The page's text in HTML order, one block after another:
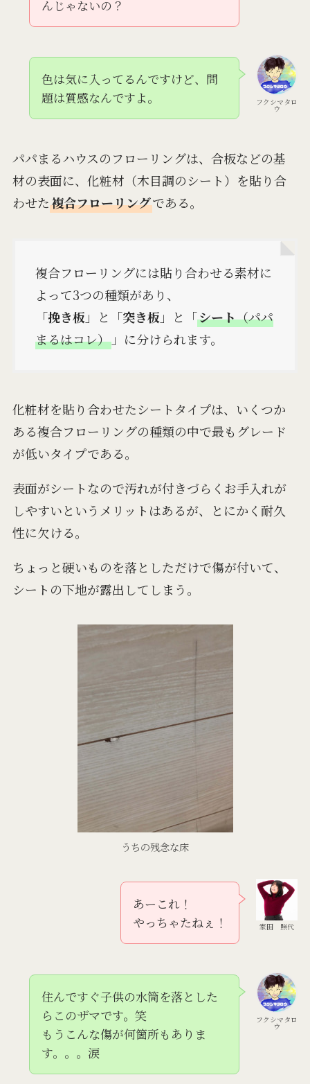
んじゃないの？
フクシマタロ
ウ
色は気に入ってるんですけど、問
題は質感なんですよ。
パパまるハウスのフローリングは、合板などの基
材の表面に、化粧材（木目調のシート）を貼り合
わせた複合フローリングである。
複合フローリングには貼り合わせる素材に
よって3つの種類があり、
「挽き板 」と「突き板 」と「シート（パパ
まるはコレ）」に分けられます。
化粧材を貼り合わせたシートタイプは、いくつか
ある複合フローリングの種類の中で最もグレード
が低いタイプである。
表面がシートなので汚れが付きづらくお手入れが
しやすいというメリットはあるが、とにかく耐久
性に欠ける。
ちょっと硬いものを落としただけで傷が付いて、
シートの下地が露出してしまう。
うちの残念な床
家田 照代
あーこれ！
やっちゃたねぇ！
フクシマタロ
ウ
住んですぐ子供の水筒を落とした
らこのザマです。笑
もうこんな傷が何箇所もありま
す。。。涙